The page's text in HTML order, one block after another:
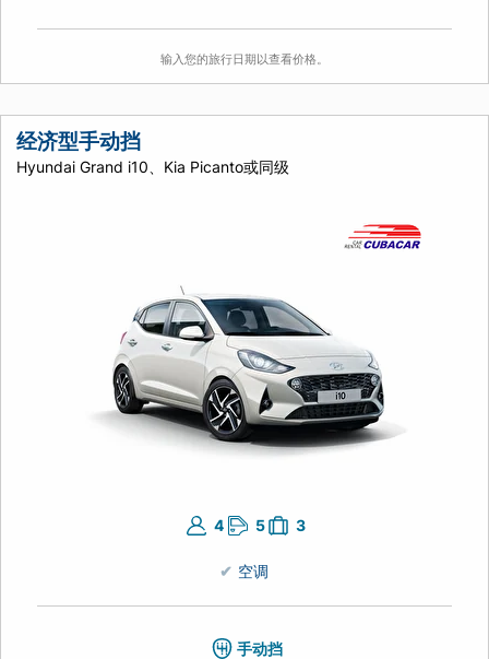
输入您的旅行日期以查看价格。
经济型手动挡
Hyundai Grand i10、Kia Picanto或同级
4 5 3
空调
手动挡